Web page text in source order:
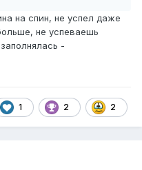
на спин, не успел даже
не успеваешь
-
1 2 2